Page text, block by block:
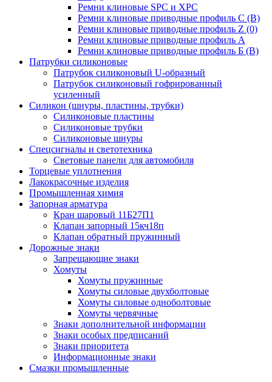
Ремни клиновые SPC и XPC
Ремни клиновые приводные профиль C (В)
Ремни клиновые приводные профиль Z (0)
Ремни клиновые приводные профиль А
Ремни клиновые приводные профиль Б (B)
Патрубки силиконовые
Патрубок силиконовый U-образный
Патрубок силиконовый гофрированный
усиленный
Силикон (шнуры, пластины, трубки)
Силиконовые пластины
Силиконовые трубки
Силиконовые шнуры
Спецсигналы и светотехника
Световые панели для автомобиля
Торцевые уплотнения
Лакокрасочные изделия
Промышленная химия
Запорная арматура
Кран шаровый 11Б27П1
Клапан запорный 15кч18п
Клапан обратный пружинный
Дорожные знаки
Запрещающие знаки
Хомуты
Хомуты пружинные
Хомуты силовые двухболтовые
Хомуты силовые одноболтовые
Хомуты червячные
Знаки дополнительной информации
Знаки особых предписаний
Знаки приоритета
Информационные знаки
Смазки промышленные